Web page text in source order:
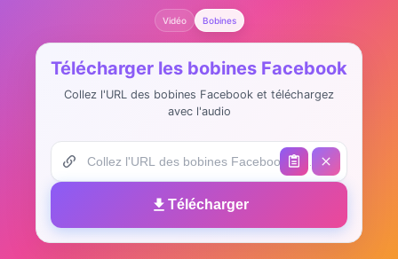
Vidéo Bobines
Télécharger les bobines Facebook
Collez l'URL des bobines Facebook et téléchargez
avec l'audio
Télécharger